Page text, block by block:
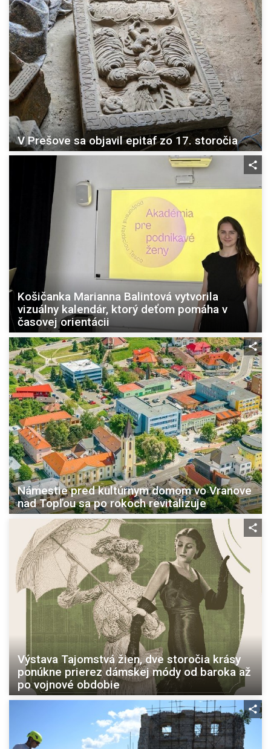
V Prešove sa objavil epitaf zo 17. storočia
Košičanka Marianna Balintová vytvorila
vizuálny kalendár, ktorý deťom pomáha v
časovej orientácii
Námestie pred kultúrnym domom vo Vranove
nad Topľou sa po rokoch revitalizuje
Výstava Tajomstvá žien, dve storočia krásy
ponúkne prierez dámskej módy od baroka až
po vojnové obdobie